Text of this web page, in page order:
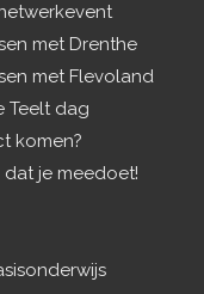
met Drenthe
met Flevoland
Teelt dag
komen?
je meedoet!